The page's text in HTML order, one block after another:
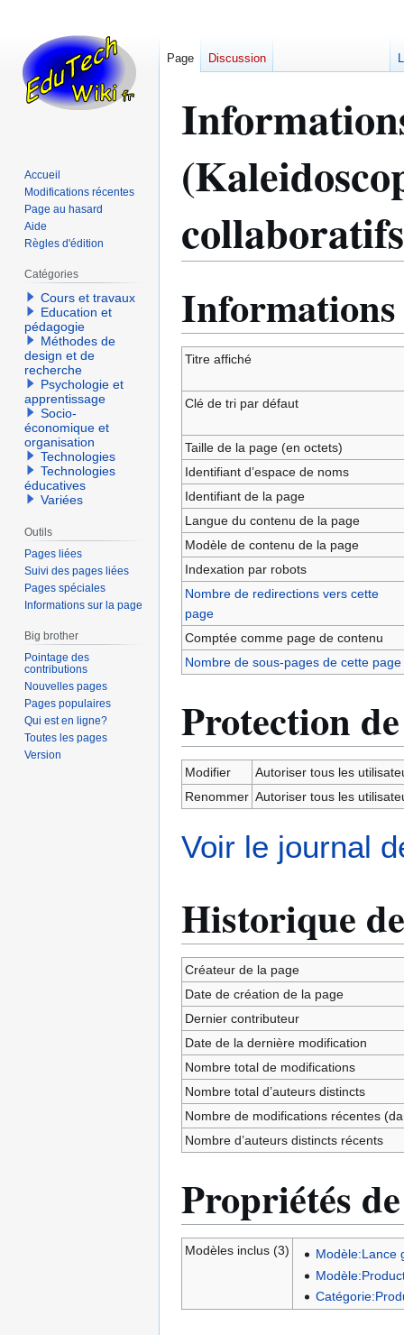
navigation
recherche
Informations
Titre affiché
Clé de tri par défaut
Taille de la page (en octets)
Identifiant dʼespace de noms
Identifiant de la page
Langue du contenu de la page
Modèle de contenu de la page
Indexation par robots
Nombre de redirections vers cette
page
Comptée comme page de contenu
Nombre de sous-pages de cette page
Protection
Modifier
Autoriser tous les
Renommer Autoriser tous les
Voir le journal
Historique
Créateur de la page
Date de création de la page
Dernier contributeur
Date de la dernière modification
Nombre total de modifications
Nombre total d’auteurs distincts
Nombre de modifications récentes
Nombre d’auteurs distincts récents
Propriétés
Modèles inclus (3)
Modèle:Lance
Page Discussion
Accueil
Modifications récentes
Page au hasard
Aide
Règles d'édition
Catégories
Cours et travaux
Education et
pédagogie
Méthodes de
design et de
recherche
Psychologie et
apprentissage
Socio-
économique et
organisation
Technologies
Technologies
éducatives
Variées
Outils
Pages liées
Suivi des pages liées
Pages spéciales
Informations sur la page
Big brother
Pointage des
contributions
Nouvelles pages
Pages populaires
Qui est en ligne?
Toutes les pages
Version